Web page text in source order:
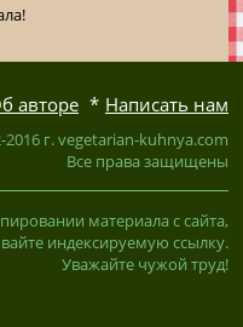
авторе Написать нам
г. vegetarian-kuhnya.com
Все права защищены
материала с сайта,
индексируемую ссылку.
Уважайте чужой труд!